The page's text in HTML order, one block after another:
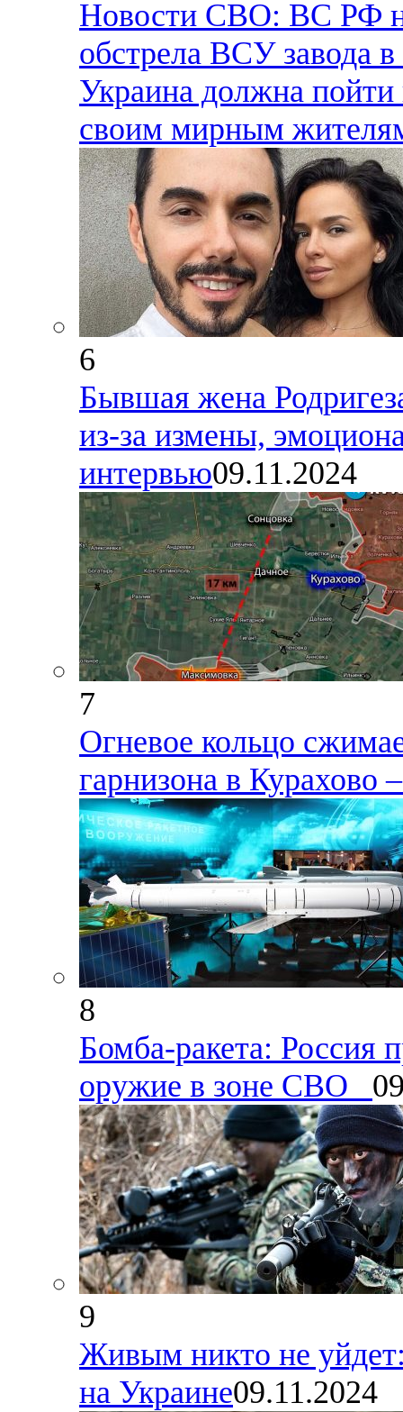
Новости СВО: ВС РФ
обстрела ВСУ завода
Украина должна
своим мирным
6
Бывшая жена
из-за измены,
интервью09.11.2024
7
Огневое кольцо
гарнизона в Курахово
8
Бомба-ракета: Россия
оружие в зоне СВО
9
Живым никто не
на Украине09.11.2024